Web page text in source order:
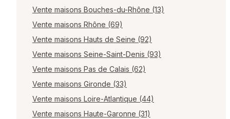
Vente maisons Bouches-du-Rhône (13)
Vente maisons Rhône (69)
Vente maisons Hauts de Seine (92)
Vente maisons Seine-Saint-Denis (93)
Vente maisons Pas de Calais (62)
Vente maisons Gironde (33)
Vente maisons Loire-Atlantique (44)
Vente maisons Haute-Garonne (31)